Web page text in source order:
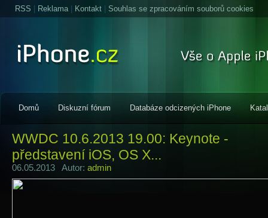
RSS Reklama| Kontakt Souhlas se zpracováním souborů cookies
Domů Diskuzní fórum Databáze odcizených iPhone
WWDC 10.6.2013 19.00: Keynote -
představení iOS, OS X...
06.05.2013 Autor: admin